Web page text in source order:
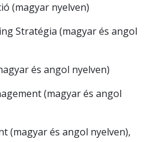
(magyar nyelven)
Stratégia (magyar és angol
és angol nyelven)
(magyar és angol
(magyar és angol nyelven),